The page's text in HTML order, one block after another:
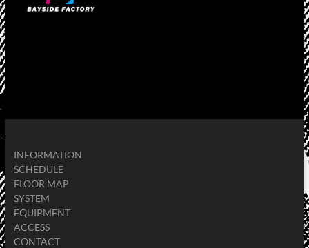
INFORMATION
SCHEDULE
FLOOR MAP
SYSTEM
EQUIPMENT
ACCESS
CONTACT